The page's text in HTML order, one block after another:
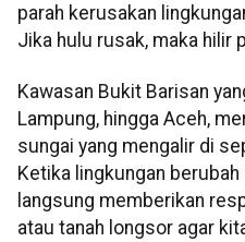
parah kerusakan
Jika hulu rusak, maka hilir
Kawasan Bukit Barisan
Lampung, hingga Aceh,
sungai yang mengalir di
Ketika lingkungan
langsung memberikan
atau tanah longsor agar